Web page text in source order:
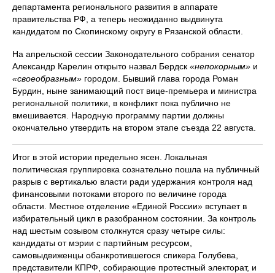
департамента регионального развития в аппарате
правительства РФ, а теперь неожиданно выдвинута
кандидатом по Скопинскому округу в Рязанской области.
На апрельской сессии Законодательного собрания сенатор
Александр Карелин открыто назвал Бердск «непокорным» и
«своеобразным» городом. Бывший глава города Роман
Бурдин, ныне занимающий пост вице-премьера и министра
региональной политики, в конфликт пока публично не
вмешивается. Народную программу партии должны
окончательно утвердить на втором этапе съезда 22 августа.
Итог в этой истории предельно ясен. Локальная
политическая группировка сознательно пошла на публичный
разрыв с вертикалью власти ради удержания контроля над
финансовыми потоками второго по величине города
области. Местное отделение «Единой России» вступает в
избирательный цикл в разобранном состоянии. За контроль
над шестым созывом столкнутся сразу четыре силы:
кандидаты от мэрии с партийным ресурсом,
самовыдвиженцы обанкротившегося спикера Голубева,
представители КПРФ, собирающие протестный электорат, и